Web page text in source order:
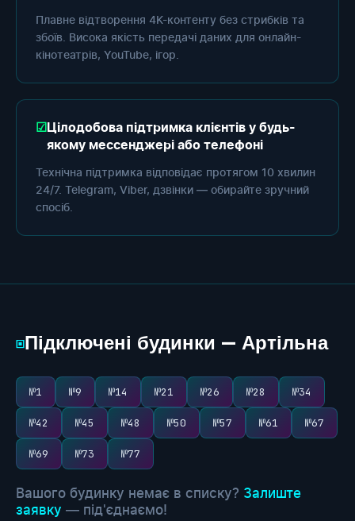
Плавне відтворення 4K-контенту без стрибків та
збоїв. Висока якість передачі даних для онлайн-
кінотеатрів, YouTube, ігор.
Цілодобова підтримка клієнтів у будь-
якому мессенджері або телефоні
Технічна підтримка відповідає протягом 10 хвилин
24/7. Telegram, Viber, дзвінки — обирайте зручний
спосіб.
▣Підключені будинки — Артільна
№1 №9 №14 №21 №26 №28 №34
№42 №45 №48 №50 №57 №61 №67
№69 №73 №77
Вашого будинку немає в списку? Залиште
заявку — під'єднаємо!